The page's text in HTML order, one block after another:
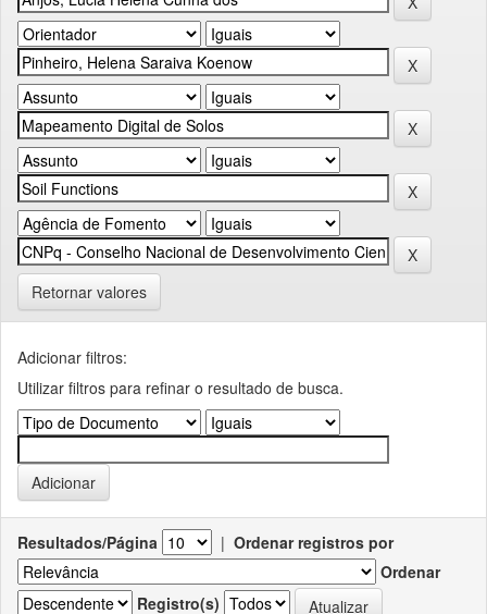
Retornar valores
Adicionar filtros:
Utilizar filtros para refinar o resultado de busca.
Resultados/Página | Ordenar registros por
Ordenar
Registro(s)